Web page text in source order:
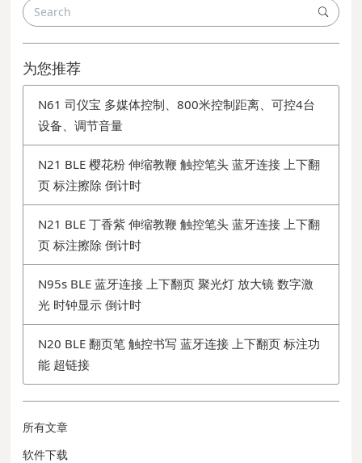
为您推荐
N61 司仪宝 多媒体控制、800米控制距离、可控4台
设备、调节音量
N21 BLE 樱花粉 伸缩教鞭 触控笔头 蓝牙连接 上下翻
页 标注擦除 倒计时
N21 BLE 丁香紫 伸缩教鞭 触控笔头 蓝牙连接 上下翻
页 标注擦除 倒计时
N95s BLE 蓝牙连接 上下翻页 聚光灯 放大镜 数字激
光 时钟显示 倒计时
N20 BLE 翻页笔 触控书写 蓝牙连接 上下翻页 标注功
能 超链接
所有文章
软件下载